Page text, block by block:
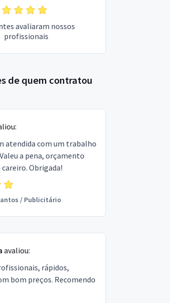
avaliaram nossos
profissionais
de quem contratou
atendida com um trabalho
a pena, orçamento
Obrigada!
/ Publicitário
avaliou:
rápidos,
bom preços. Recomendo